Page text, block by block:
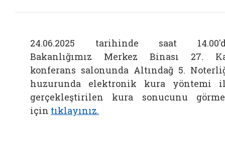
24.06.2025 tarihinde saat
Bakanlığımız Merkez Binası 27.
konferans salonunda Altındağ 5.
huzurunda elektronik kura yöntemi
gerçekleştirilen kura sonucunu
için tıklayınız.